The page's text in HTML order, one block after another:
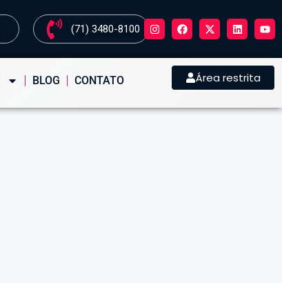
(71) 3480-8100
BLOG CONTATO Área restrita